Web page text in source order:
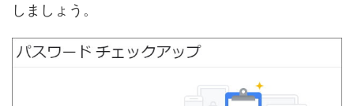
しましょう。